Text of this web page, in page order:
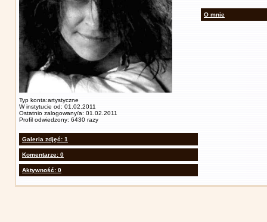
Typ konta:artystyczne
W instytucie od: 01.02.2011
Ostatnio zalogowany/a: 01.02.2011
Profil odwiedzony: 6430 razy
Galeria zdjęć: 1
Komentarze: 0
Aktywność: 0
O mnie